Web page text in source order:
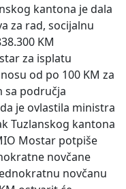
kantona je dala
za rad, socijalnu
KM
za isplatu
od po 100 KM za
sa područja
je ovlastila ministra
Tuzlanskog kantona
Mostar potpiše
novčane
novčanu